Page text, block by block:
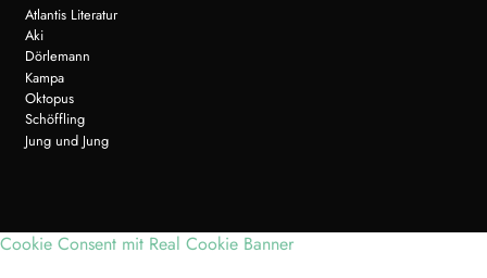
Atlantis Literatur
Aki
Dörlemann
Kampa
Oktopus
Schöffling
Jung und Jung
Cookie Consent mit Real Cookie Banner